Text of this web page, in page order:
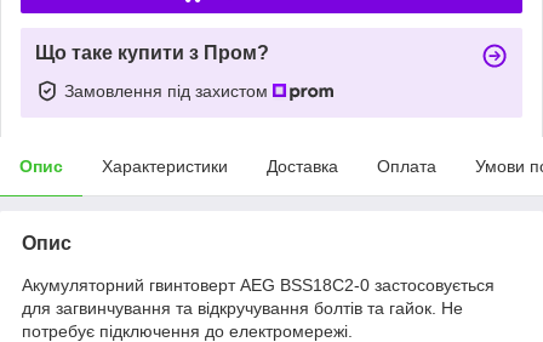
Що таке купити з Пром?
Замовлення під захистом
Опис Характеристики Доставка Оплата Умови
Опис
Акумуляторний гвинтоверт AEG BSS18C2-0 застосовується
для загвинчування та відкручування болтів та гайок. Не
потребує підключення до електромережі.